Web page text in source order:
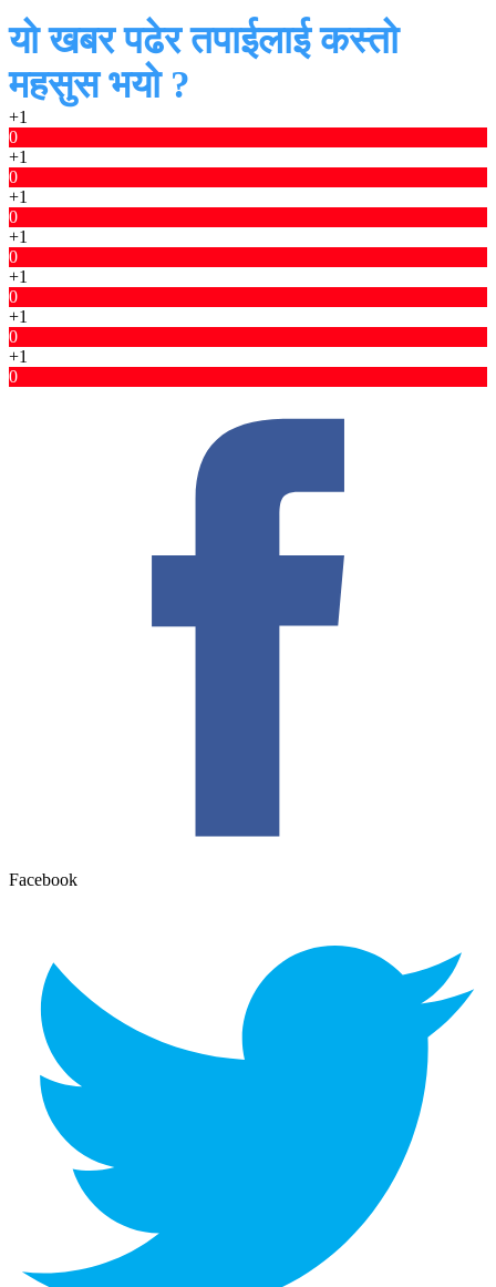
यो खबर पढेर तपाईलाई कस्तो
महसुस भयो ?
+1
0
+1
0
+1
0
+1
0
+1
0
+1
0
+1
0
Facebook